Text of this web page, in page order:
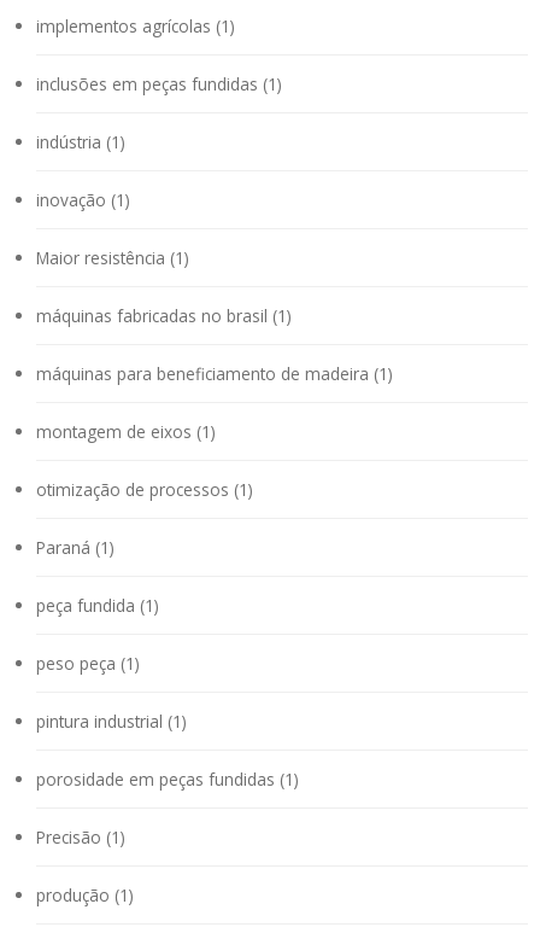
implementos agrícolas (1)
inclusões em peças fundidas (1)
indústria (1)
inovação (1)
Maior resistência (1)
máquinas fabricadas no brasil (1)
máquinas para beneficiamento de madeira (1)
montagem de eixos (1)
otimização de processos (1)
Paraná (1)
peça fundida (1)
peso peça (1)
pintura industrial (1)
porosidade em peças fundidas (1)
Precisão (1)
produção (1)